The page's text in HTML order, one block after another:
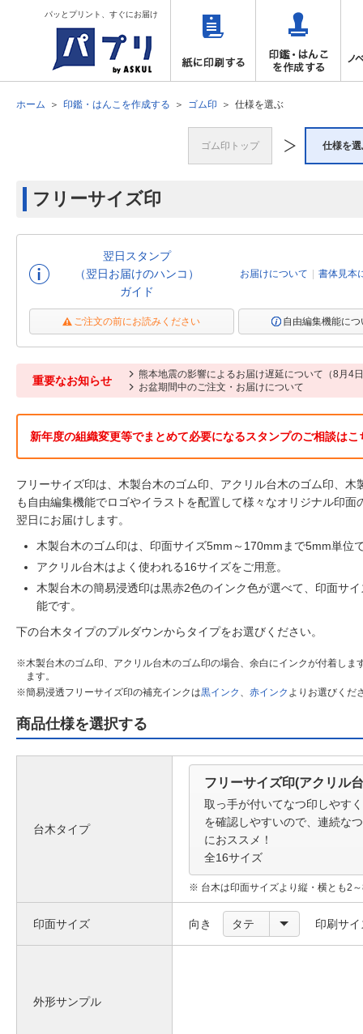
パッとプリント、すぐにお届け
ホーム 印鑑・はんこを作成する ゴム印 仕様を選ぶ
ゴム印トップ 仕様を
フリーサイズ印
翌日スタンプ
（翌日お届けのハンコ）
ガイド
お届けについて 書体見本
ご注文の前にお読みください 自由編集機能につ
重要なお知らせ
熊本地震の影響によるお届け遅延について（8月4
お盆期間中のご注文・お届けについて
新年度の組織変更等でまとめて必要になるスタンプのご相談はこ
フリーサイズ印は、木製台木のゴム印、アクリル台木のゴム印、
も自由編集機能でロゴやイラストを配置して様々なオリジナル印
翌日にお届けします。
木製台木のゴム印は、印面サイズ5mm～170mmまで5mm単位
アクリル台木はよく使われる16サイズをご用意。
木製台木の簡易浸透印は黒赤2色のインク色が選べて、印面サ
能です。
下の台木タイプのプルダウンからタイプをお選びください。
木製台木のゴム印、アクリル台木のゴム印の場合、余白にインクが付着し
ます。
簡易浸透フリーサイズ印の補充インクは黒インク 、 赤インク よりお選びくだ
商品仕様を選択する
台木タイプ
フリーサイズ印(アクリル
取っ手が付いてなつ印しやす
を確認しやすいので、連続な
におススメ！
全16サイズ
台木は印面サイズより縦・横とも2
印面サイズ 向き タテ 印刷サイ
外形サンプル